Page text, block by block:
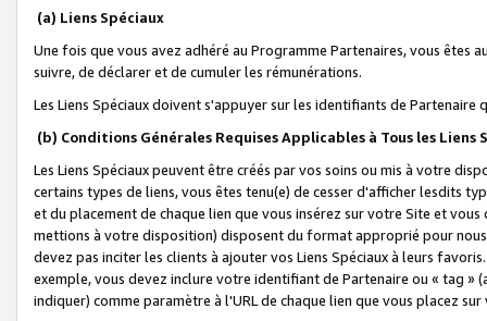
(a) Liens Spéciaux
Une fois que vous avez adhéré au Programme Partenaires, vous êtes
suivre, de déclarer et de cumuler les rémunérations.
Les Liens Spéciaux doivent s'appuyer sur les identifiants de Partenaire
(b) Conditions Générales Requises Applicables à Tous les Liens
Les Liens Spéciaux peuvent être créés par vos soins ou mis à votre
certains types de liens, vous êtes tenu(e) de cesser d'afficher lesdits
et du placement de chaque lien que vous insérez sur votre Site et
mettions à votre disposition) disposent du format approprié pour
devez pas inciter les clients à ajouter vos Liens Spéciaux à leurs
exemple, vous devez inclure votre identifiant de Partenaire ou « tag
indiquer) comme paramètre à l'URL de chaque lien que vous placez